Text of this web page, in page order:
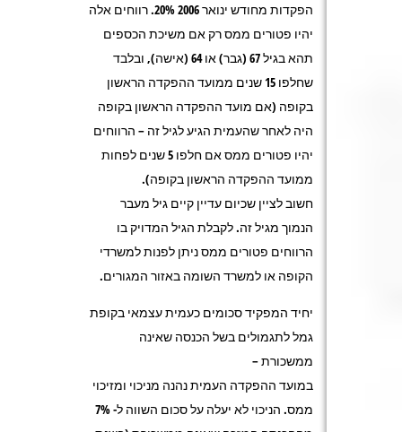
הפקדות מחודש ינואר 2006 20%. רווחים אלה
יהיו פטורים ממס רק אם משיכת הכספים
תהא בגיל 67 (גבר) או 64 (אישה), ובלבד
שחלפו 15 שנים ממועד ההפקדה הראשון
בקופה (אם מועד ההפקדה הראשון בקופה
היה לאחר שהעמית הגיע לגיל זה – הרווחים
יהיו פטורים ממס אם חלפו 5 שנים לפחות
ממועד ההפקדה הראשון בקופה).
חשוב לציין שכיום עדיין קיים גיל מעבר
הנמוך מגיל זה. לקבלת הגיל המדויק בו
הרווחים פטורים ממס ניתן לפנות למשרדי
הקופה או למשרד השומה באזור המגורים.
יחיד המפקיד סכומים כעמית עצמאי בקופת
גמל לתגמולים בשל הכנסה שאינה
ממשכורת –
במועד ההפקדה העמית נהנה מניכוי ומזיכוי
ממס. הניכוי לא יעלה על סכום השווה ל- 7%